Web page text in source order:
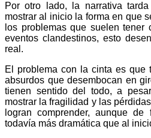
Por otro lado, la narrativa
mostrar al inicio la forma en que
los problemas que suelen
eventos clandestinos, esto
real.
El problema con la cinta es que
absurdos que desembocan en
tienen sentido del todo, a
mostrar la fragilidad y las
logran comprender, aunque
todavía más dramática que al